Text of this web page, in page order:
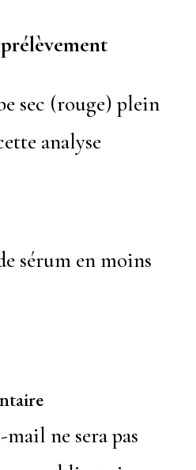
sec (rouge) plein
analyse
sérum en moins
mail ne sera pas